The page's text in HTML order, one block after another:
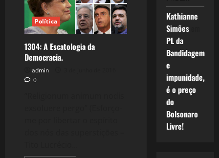
Política
1304: A Escatologia da
Democracia.
admin
0
Kathianne
Simõesem
PL da
Bandidagem
e
impunidade,
é o preço
do
Bolsonaro
Livre!